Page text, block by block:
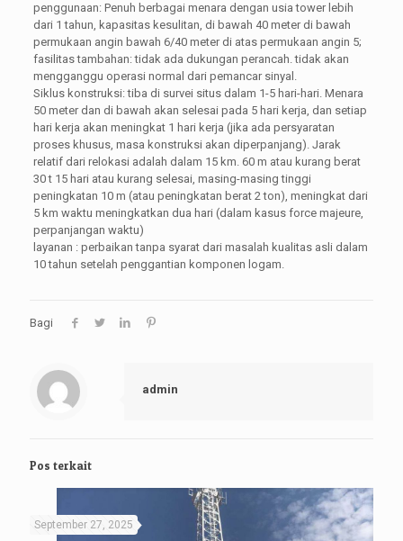
penggunaan: Penuh berbagai menara dengan usia tower lebih
dari 1 tahun, kapasitas kesulitan, di bawah 40 meter di bawah
permukaan angin bawah 6/40 meter di atas permukaan angin 5;
fasilitas tambahan: tidak ada dukungan perancah. tidak akan
mengganggu operasi normal dari pemancar sinyal.
Siklus konstruksi: tiba di survei situs dalam 1-5 hari-hari. Menara
50 meter dan di bawah akan selesai pada 5 hari kerja, dan setiap
hari kerja akan meningkat 1 hari kerja (jika ada persyaratan
proses khusus, masa konstruksi akan diperpanjang). Jarak
relatif dari relokasi adalah dalam 15 km. 60 m atau kurang berat
30 t 15 hari atau kurang selesai, masing-masing tinggi
peningkatan 10 m (atau peningkatan berat 2 ton), meningkat dari
5 km waktu meningkatkan dua hari (dalam kasus force majeure,
perpanjangan waktu)
layanan : perbaikan tanpa syarat dari masalah kualitas asli dalam
10 tahun setelah penggantian komponen logam.
Bagi
admin
Pos terkait
September 27, 2025